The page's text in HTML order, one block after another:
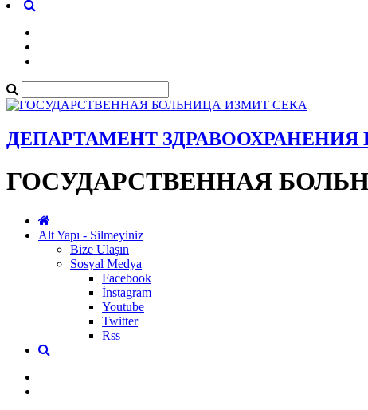
ДЕПАРТАМЕНТ
ГОСУДАРСТВЕННАЯ
Alt Yapı - Silmeyiniz
Bize Ulaşın
Sosyal Medya
Facebook
İnstagram
Youtube
Twitter
Rss